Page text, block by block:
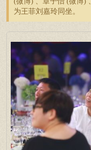
为王菲刘嘉玲同坐。